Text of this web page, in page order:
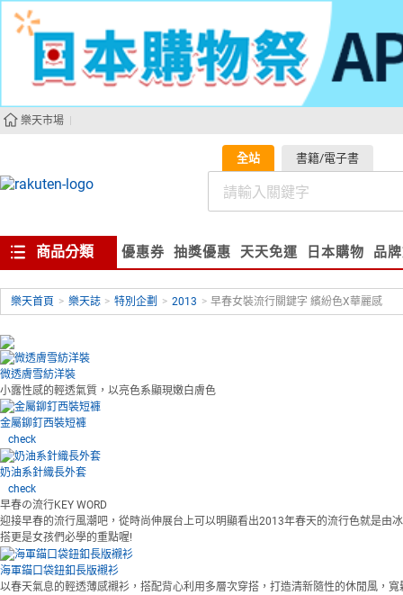
樂天市場
全站 書籍/電子書
商品分類 優惠券 抽獎優惠 天天免運 日本購物 品
樂天首頁 > 樂天誌 > 特別企劃 > 2013 > 早春女裝流行關鍵字 繽紛色X華麗感
微透膚雪紡洋裝
小露性感的輕透氣質，以亮色系顯現嫩白膚色
金屬鉚釘西裝短褲
check
奶油系針織長外套
check
早春の流行KEY WORD
迎接早春的流行風潮吧，從時尚伸展台上可以明顯看出2013年春天的流行色就是由
搭更是女孩們必學的重點喔!
海軍錨口袋鈕釦長版襯衫
以春天氣息的輕透薄感襯衫，搭配背心利用多層次穿搭，打造清新隨性的休閒風，